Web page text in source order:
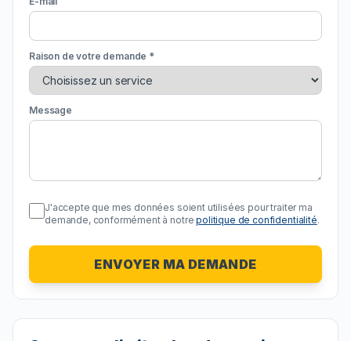
Raison de votre demande *
Message
J'accepte que mes données soient utilisées pour traiter ma
demande, conformément à notre politique de confidentialité.
ENVOYER MA DEMANDE